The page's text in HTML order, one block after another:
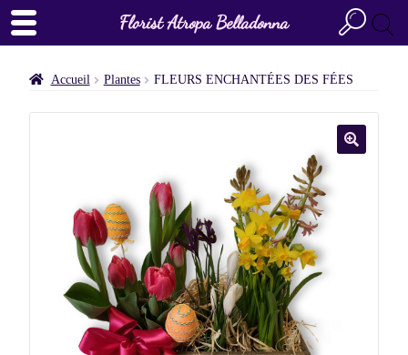
Accueil Plantes FLEURS ENCHANTÉES DES FÉES
Florist Atropa Belladonna